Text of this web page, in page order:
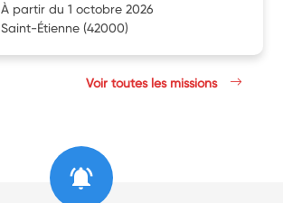
À partir du 1 octobre 2026
Saint-Étienne (42000)
Voir toutes les missions